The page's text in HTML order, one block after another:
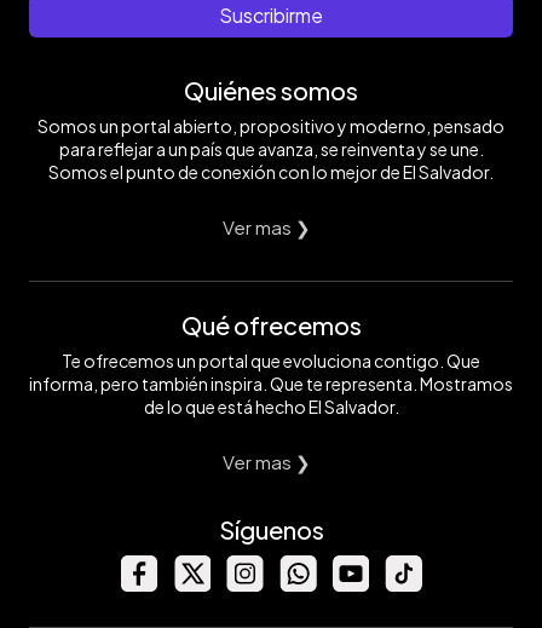
Suscribirme
Quiénes somos
Somos un portal abierto, propositivo y moderno, pensado
para reflejar a un país que avanza, se reinventa y se une.
Somos el punto de conexión con lo mejor de El Salvador.
Ver mas ❯
Qué ofrecemos
Te ofrecemos un portal que evoluciona contigo. Que
informa, pero también inspira. Que te representa. Mostramos
de lo que está hecho El Salvador.
Ver mas ❯
Síguenos